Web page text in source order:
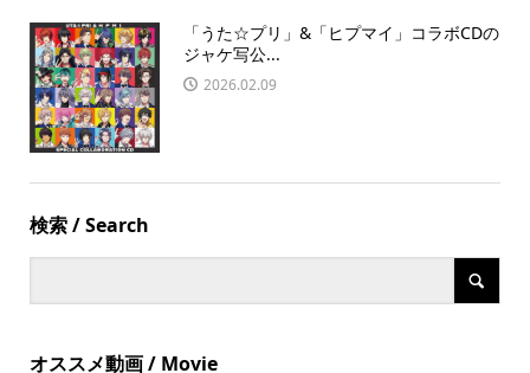
「うた☆プリ」&「ヒプマイ」コラボCDの
ジャケ写公...
2026.02.09
検索 / Search
オススメ動画 / Movie